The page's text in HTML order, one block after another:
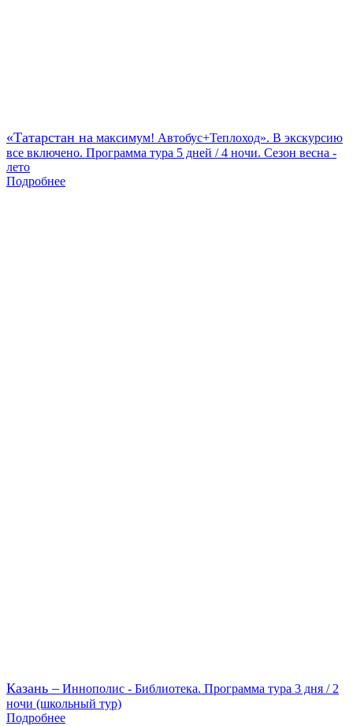
«Татарстан на максимум! Автобус+Теплоход». В экскурсию
все включено. Программа тура 5 дней / 4 ночи. Сезон весна -
лето
Подробнее
Казань –Иннополис - Библиотека. Программа тура 3 дня / 2
ночи (школьный тур)
Подробнее